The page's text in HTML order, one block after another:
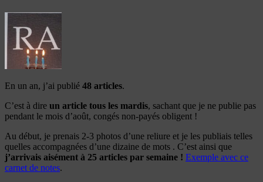
En un an, j’ai publié 48 articles.
C’est à dire un article tous les mardis, sachant que je ne publie pas
pendant le mois d’août, congés non-payés obligent !
Au début, je prenais 2-3 photos d’une reliure et je les publiais telles
quelles accompagnées d’une dizaine de mots . C’est ainsi que
j’arrivais aisément à 25 articles par semaine ! Exemple avec ce
carnet de notes.